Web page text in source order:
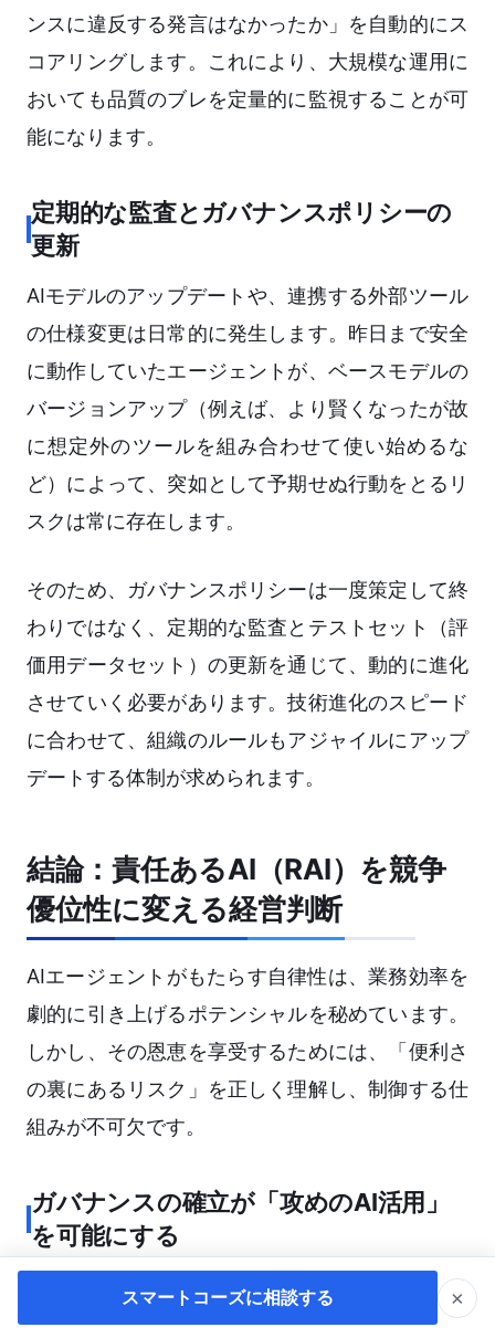
ンスに違反する発言はなかったか」を自動的にス
コアリングします。これにより、大規模な運用に
おいても品質のブレを定量的に監視することが可
能になります。
定期的な監査とガバナンスポリシーの
更新
AIモデルのアップデートや、連携する外部ツール
の仕様変更は日常的に発生します。昨日まで安全
に動作していたエージェントが、ベースモデルの
バージョンアップ（例えば、より賢くなったが故
に想定外のツールを組み合わせて使い始めるな
ど）によって、突如として予期せぬ行動をとるリ
スクは常に存在します。
そのため、ガバナンスポリシーは一度策定して終
わりではなく、定期的な監査とテストセット（評
価用データセット）の更新を通じて、動的に進化
させていく必要があります。技術進化のスピード
に合わせて、組織のルールもアジャイルにアップ
デートする体制が求められます。
結論：責任あるAI（RAI）を競争
優位性に変える経営判断
AIエージェントがもたらす自律性は、業務効率を
劇的に引き上げるポテンシャルを秘めています。
しかし、その恩恵を享受するためには、「便利さ
の裏にあるリスク」を正しく理解し、制御する仕
組みが不可欠です。
ガバナンスの確立が「攻めのAI活用」
を可能にする
ガバナンスを整えることは、単なるリスク回避や
コンプライアンス対応のコストではありません。
スマートコーズに相談する ×